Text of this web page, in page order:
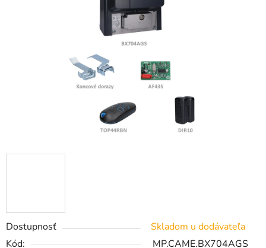
Dostupnosť
Skladom u dodávateľa
Kód:
MP.CAME.BX704AGS